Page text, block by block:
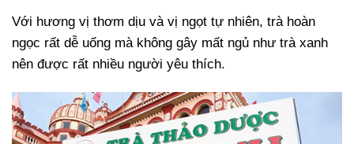
Với hương vị thơm dịu và vị ngọt tự nhiên, trà hoàn
ngọc rất dễ uống mà không gây mất ngủ như trà xanh
nên được rất nhiều người yêu thích.